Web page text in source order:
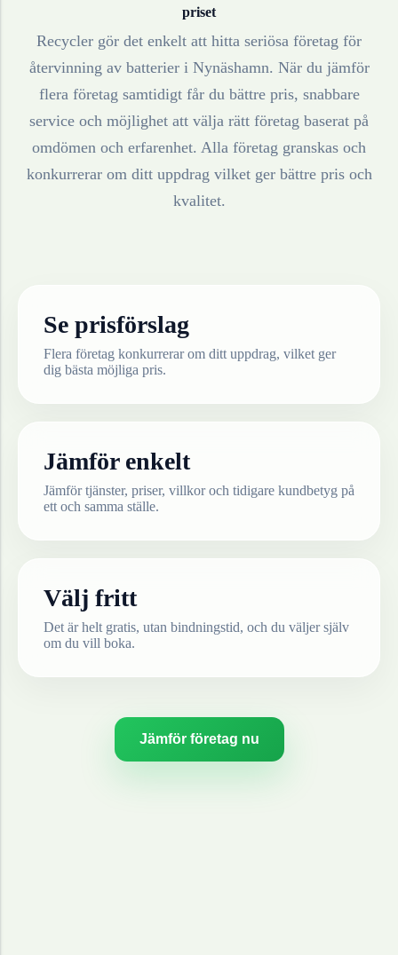
priset
Recycler gör det enkelt att hitta seriösa företag för
återvinning av batterieri Nynäshamn. När du jämför
flera företag samtidigt får du bättre pris, snabbare
service och möjlighet att välja rätt företag baserat på
omdömen och erfarenhet. Alla företag granskas och
konkurrerar om ditt uppdrag vilket ger bättre pris och
kvalitet.
Se prisförslag
Flera företag konkurrerar om ditt uppdrag, vilket ger
dig bästa möjliga pris.
Jämför enkelt
Jämför tjänster, priser, villkor och tidigare kundbetyg på
ett och samma ställe.
Välj fritt
Det är helt gratis, utan bindningstid, och du väljer själv
om du vill boka.
Jämför företag nu